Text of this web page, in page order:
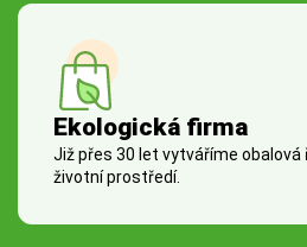
Ekologická firma
Již přes 30 let vytváříme obalová
životní prostředí.